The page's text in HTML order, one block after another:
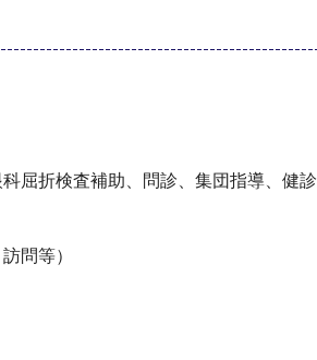
折検査補助、問診、集団指導、健診
問等）